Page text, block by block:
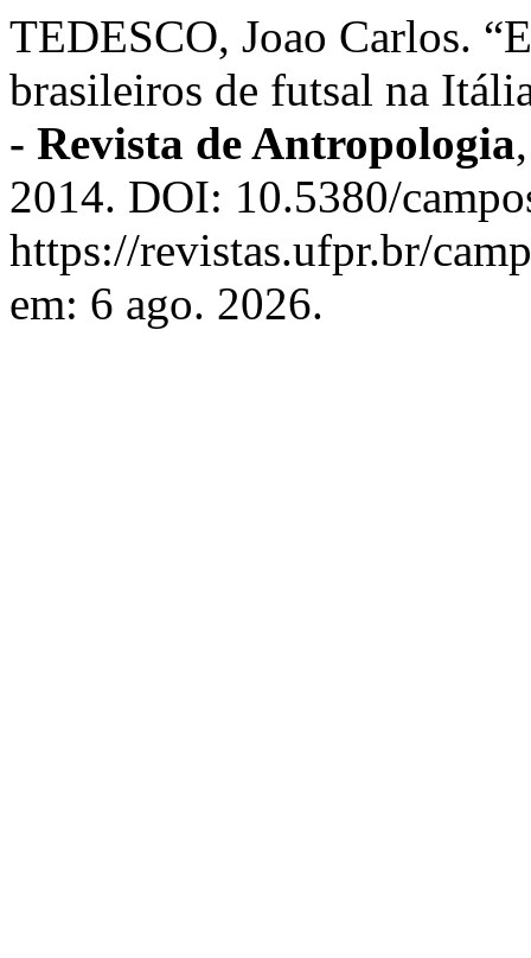
TEDESCO, Joao Carlos.
brasileiros de futsal na
- Revista de Antropologia
2014. DOI: 10.5380/
https://revistas.ufpr.br/
em: 6 ago. 2026.